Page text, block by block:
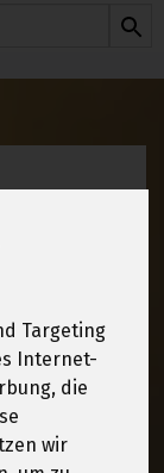
Targeting
Internet-
die
wir